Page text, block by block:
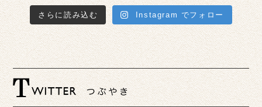
さらに読み込む Instagram でフォロー